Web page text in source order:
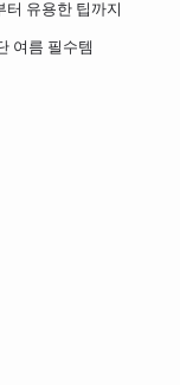
유용한 팁까지
여름 필수템